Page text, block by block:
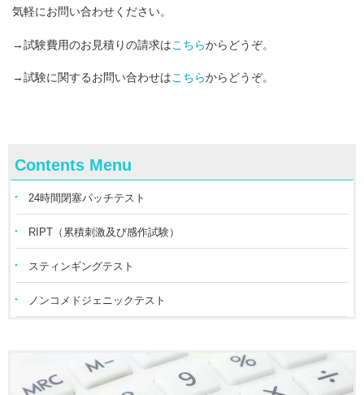
気軽にお問い合わせください。
→試験費用のお見積りの請求はこちらからどうぞ。
→試験に関するお問い合わせはこちらからどうぞ。
Contents Menu
24時間閉塞パッチテスト
RIPT（累積刺激及び感作試験）
スティンギングテスト
ノンコメドジェニックテスト